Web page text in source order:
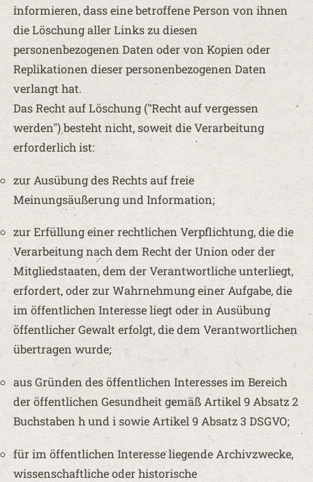
informieren, dass eine betroffene Person von ihnen
die Löschung aller Links zu diesen
personenbezogenen Daten oder von Kopien oder
Replikationen dieser personenbezogenen Daten
verlangt hat.
Das Recht auf Löschung ("Recht auf vergessen
werden") besteht nicht, soweit die Verarbeitung
erforderlich ist:
zur Ausübung des Rechts auf freie
Meinungsäußerung und Information;
zur Erfüllung einer rechtlichen Verpflichtung, die die
Verarbeitung nach dem Recht der Union oder der
Mitgliedstaaten, dem der Verantwortliche unterliegt,
erfordert, oder zur Wahrnehmung einer Aufgabe, die
im öffentlichen Interesse liegt oder in Ausübung
öffentlicher Gewalt erfolgt, die dem Verantwortlichen
übertragen wurde;
aus Gründen des öffentlichen Interesses im Bereich
der öffentlichen Gesundheit gemäß Artikel 9 Absatz 2
Buchstaben h und i sowie Artikel 9 Absatz 3 DSGVO;
für im öffentlichen Interesse liegende Archivzwecke,
wissenschaftliche oder historische